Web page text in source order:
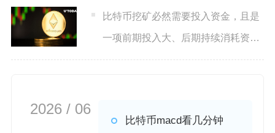
比特币挖矿必然需要投入资金，且是
一项前期投入大、后期持续消耗资金
的重资产行为，不存在完全免
2026 / 06
比特币macd看几分钟